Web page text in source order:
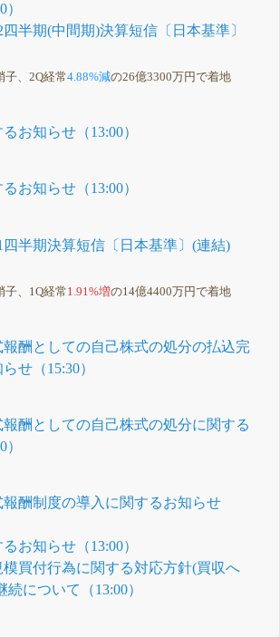
四半期(中間期)決算短信〔日本基準〕
子、2Q経常4.88%減の26億3300万円で着地
お知らせ（13:00）
お知らせ（13:00）
四半期決算短信〔日本基準〕(連結)
子、1Q経常1.91%増の14億4400万円で着地
酬としての自己株式の処分の払込完
せ（15:30）
酬としての自己株式の処分に関する
酬制度の導入に関するお知らせ
お知らせ（13:00）
買付行為に関する対応方針(買収へ
について（13:00）